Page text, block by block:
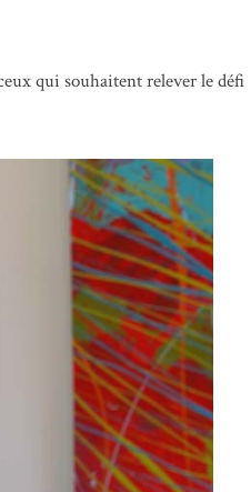
qui souhaitent relever le défi